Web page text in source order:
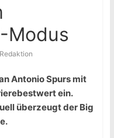
Modus
Antonio Spurs mit
ein.
überzeugt der Big